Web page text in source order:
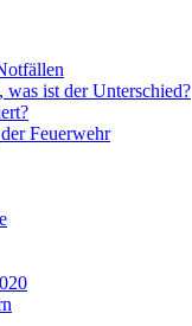
ist der Unterschied?
Feuerwehr